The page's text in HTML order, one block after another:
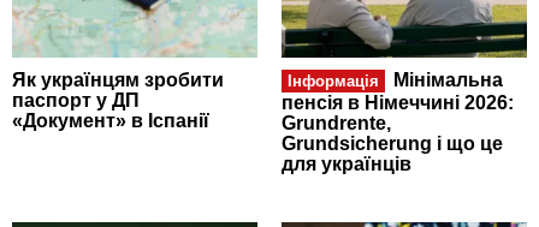
Як українцям зробити
паспорт у ДП
«Документ» в Іспанії
Інформація
Мінімальна
пенсія в Німеччині 2026:
Grundrente,
Grundsicherung і що це
для українців